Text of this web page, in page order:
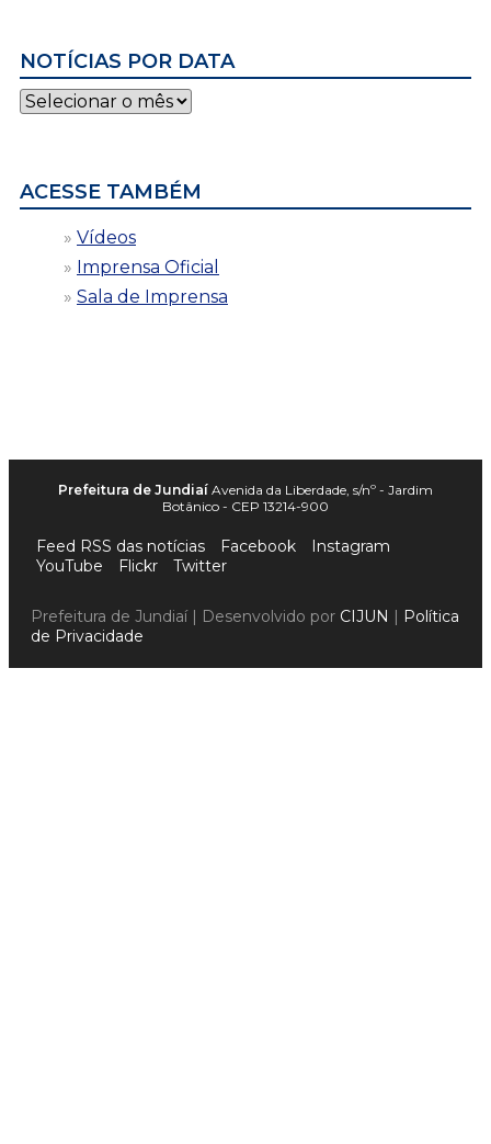
NOTÍCIAS POR DATA
Notícias
por
ACESSE TAMBÉM
Vídeos
Imprensa Oficial
Sala de Imprensa
Prefeitura de Jundiaí Avenida da Liberdade, s/nº - Jardim
Botânico - CEP 13214-900
Feed RSS das notícias Facebook
Instagram
YouTube
Flickr Twitter
Prefeitura de Jundiaí | Desenvolvido por CIJUN | Política
de Privacidade